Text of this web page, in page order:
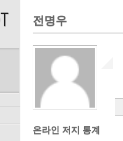
전명우
온라인 저지 통계